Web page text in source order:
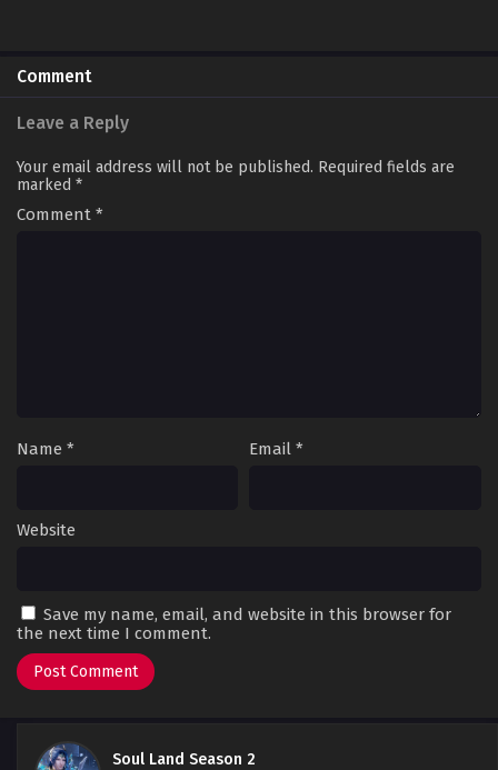
Comment
Leave a Reply
Your email address will not be published. Required fields are
marked *
Comment *
Name * Email *
Website
Save my name, email, and website in this browser for
the next time I comment.
Soul Land Season 2